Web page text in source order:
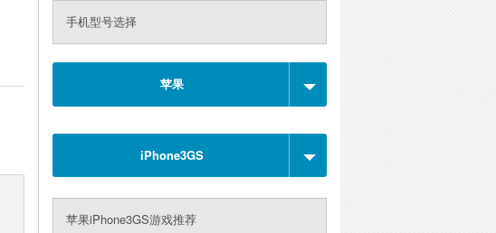
手机型号选择
苹果
iPhone3GS
苹果iPhone3GS游戏推荐